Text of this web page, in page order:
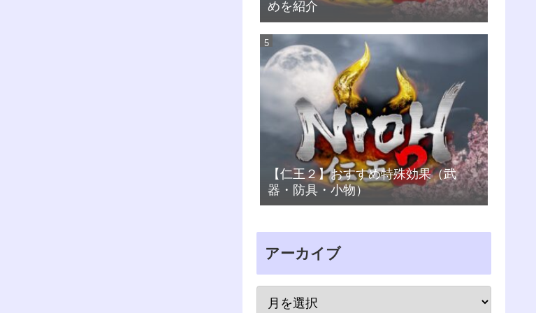
めを紹介
【仁王２】おすすめ特殊効果（武
器・防具・小物）
アーカイブ